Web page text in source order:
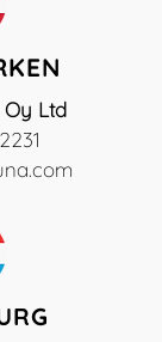
Ltd